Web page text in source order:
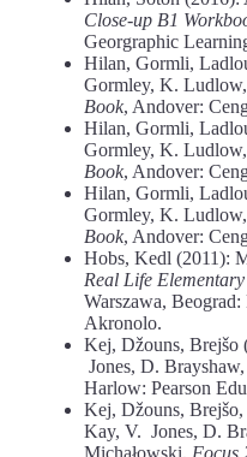
Close-up B1
Georgraphic
Hilan, Gormli,
Gormley, K. Ludlow,
Book, Andover:
Hilan, Gormli,
Gormley, K. Ludlow,
Book, Andover:
Hilan, Gormli,
Gormley, K. Ludlow,
Book, Andover:
Hobs, Kedl (2011):
Real Life Elementary
Warszawa, Beograd:
Akronolo.
Kej, Džouns, Brejšo
Jones, D. Brayshaw,
Harlow: Pearson
Kej, Džouns,
Kay, V. Jones, D.
Michałowski, Focus